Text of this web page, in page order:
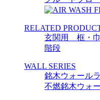
RELATED
玄関用 框・
階段
WALL SERIES
銘木ウォール
不燃銘木ウォ